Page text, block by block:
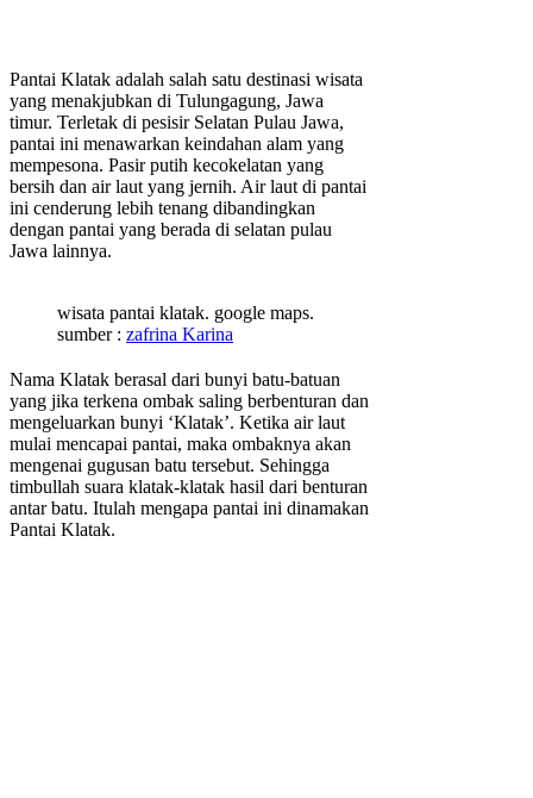
Pantai Klatak adalah salah satu destinasi wisata
yang menakjubkan di Tulungagung, Jawa
timur. Terletak di pesisir Selatan Pulau Jawa,
pantai ini menawarkan keindahan alam yang
mempesona. Pasir putih kecokelatan yang
bersih dan air laut yang jernih. Air laut di pantai
ini cenderung lebih tenang dibandingkan
dengan pantai yang berada di selatan pulau
Jawa lainnya.
wisata pantai klatak. google maps.
sumber : zafrina Karina
Nama Klatak berasal dari bunyi batu-batuan
yang jika terkena ombak saling berbenturan dan
mengeluarkan bunyi ‘Klatak’. Ketika air laut
mulai mencapai pantai, maka ombaknya akan
mengenai gugusan batu tersebut. Sehingga
timbullah suara klatak-klatak hasil dari benturan
antar batu. Itulah mengapa pantai ini dinamakan
Pantai Klatak.